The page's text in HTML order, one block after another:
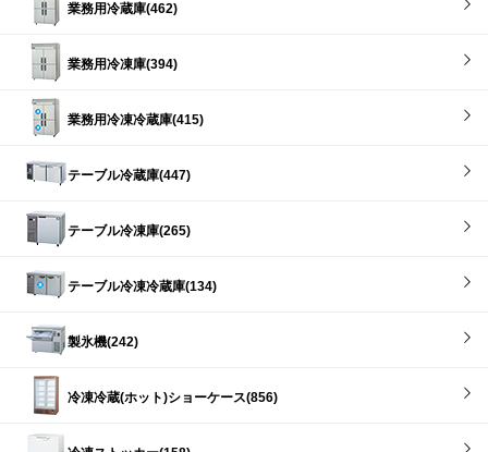
業務用冷蔵庫(462)
業務用冷凍庫(394)
業務用冷凍冷蔵庫(415)
テーブル冷蔵庫(447)
テーブル冷凍庫(265)
テーブル冷凍冷蔵庫(134)
製氷機(242)
冷凍冷蔵(ホット)ショーケース(856)